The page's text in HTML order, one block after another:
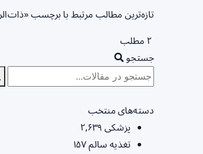
تازه‌ترین مطالب مرتبط با برچسب
۲ مطلب
جستجو
دسته‌های منتخب
پزشکی ۲,۶۳۹
تغذیه سالم۱۵۷